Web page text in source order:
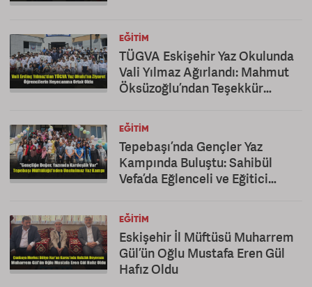
EĞITIM
TÜGVA Eskişehir Yaz Okulunda
Vali Yılmaz Ağırlandı: Mahmut
Öksüzoğlu’ndan Teşekkür
EĞITIM
Tepebaşı’nda Gençler Yaz
Kampında Buluştu: Sahibül
Vefa’da Eğlenceli ve Eğitici
EĞITIM
Eskişehir İl Müftüsü Muharrem
Gül’ün Oğlu Mustafa Eren Gül
Hafız Oldu